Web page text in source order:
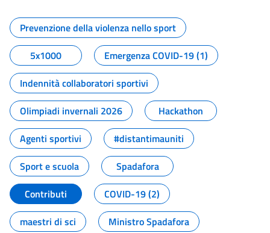
Tutti i contenuti della pagina
Prevenzione della violenza nello sport
5x1000
Emergenza COVID-19 (1)
Indennità collaboratori sportivi
Olimpiadi invernali 2026
Hackathon
Agenti sportivi
#distantimauniti
Sport e scuola
Spadafora
Contributi
COVID-19 (2)
maestri di sci
Ministro Spadafora